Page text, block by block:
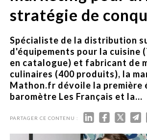
stratégie de
Spécialiste de la distribution
d'équipements pour la cuisine
en catalogue) et fabricant de
culinaires (400 produits), la
Mathon.fr dévoile la première
baromètre Les Français et la...
PARTAGER CE CONTENU :